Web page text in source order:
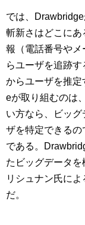
では、
斬新さはどこに
報（電話番号や
らユーザを追跡
からユーザを推
eが取り組むのは
い方なら、ビッ
ザを特定できるの
である。
たビッグデータ
リシュナン氏に
だ。